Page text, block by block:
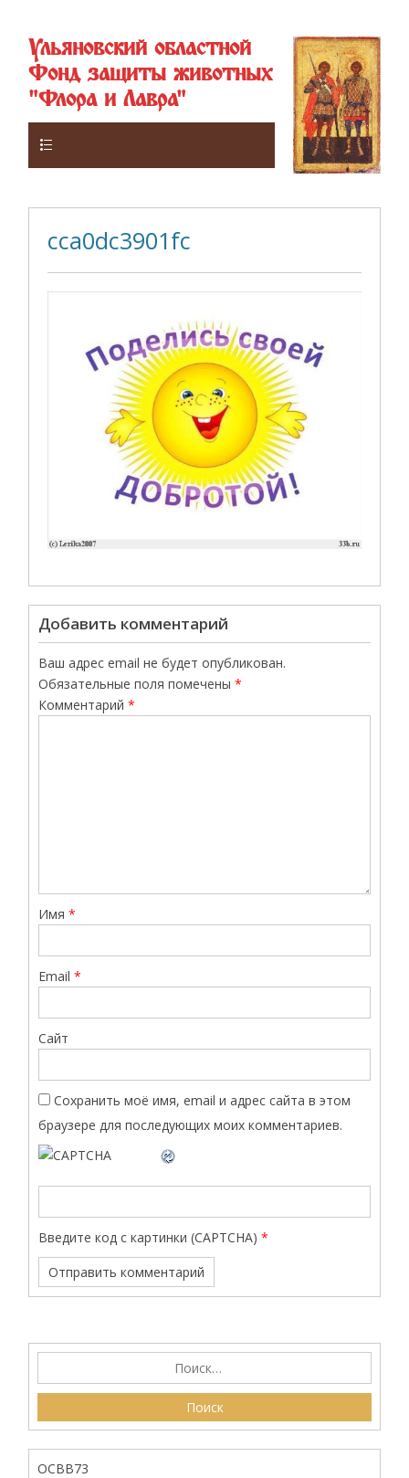
Ульяновский областной
Фонд защиты животных
"Флора и Лавра"
cca0dc3901fc
Добавить комментарий
Ваш адрес email не будет опубликован.
Обязательные поля помечены*
Комментарий*
Имя*
Email*
Сайт
Сохранить моё имя, email и адрес сайта в этом
браузере для последующих моих комментариев.
Введите код с картинки (CAPTCHA) *
ОСВВ73